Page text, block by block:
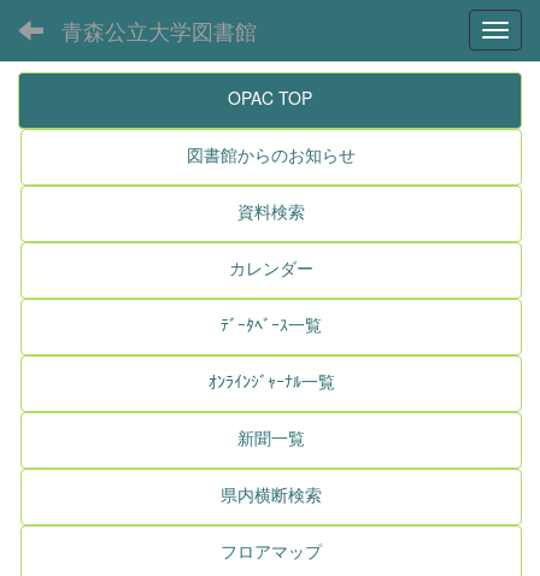
青森公立大学図書館
OPAC TOP
図書館からのお知らせ
資料検索
カレンダー
ﾃﾞｰﾀﾍﾞｰｽ一覧
ｵﾝﾗｲﾝｼﾞｬｰﾅﾙ一覧
新聞一覧
県内横断検索
フロアマップ